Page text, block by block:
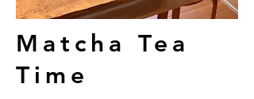
Matcha Tea
Time